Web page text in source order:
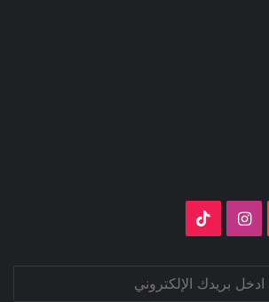
‫YouTubeانستقرام